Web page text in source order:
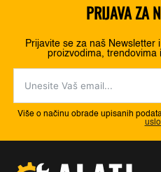
PRIJAVA ZA
Prijavite se za naš Newsletter
proizvodima, trendovima
Više o načinu obrade upisanih